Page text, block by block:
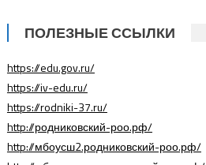
ПОЛЕЗНЫЕ ССЫЛКИ
https://edu.gov.ru/
https://iv-edu.ru/
https://rodniki-37.ru/
http://родниковский-роо.рф/
http://мбоусш2.родниковский-роо.рф/